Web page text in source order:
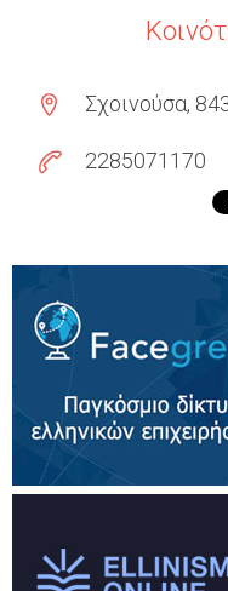
Σχοινούσα,
2285071170